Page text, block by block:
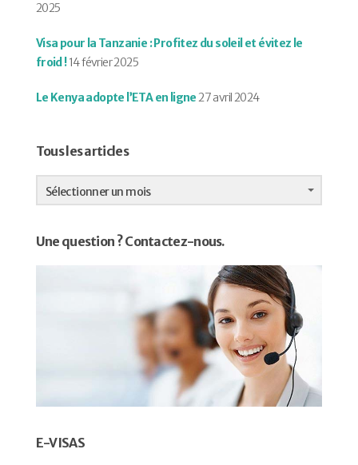
2025
Visa pour la Tanzanie : Profitez du soleil et évitez le
froid !14 février 2025
Le Kenya adopte l’ETA en ligne27 avril 2024
Tous les articles
Tous
les
articles
Sélectionner un mois
Une question ? Contactez-nous.
E-VISAS